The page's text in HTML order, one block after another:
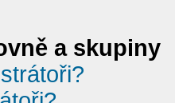
a skupiny